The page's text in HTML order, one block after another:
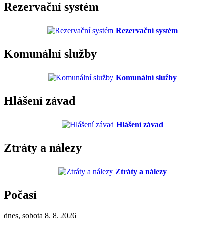
Rezervační systém
Rezervační systém
Komunální služby
Komunální služby
Hlášení závad
Hlášení závad
Ztráty a nálezy
Ztráty a nálezy
Počasí
dnes, sobota 8. 8. 2026